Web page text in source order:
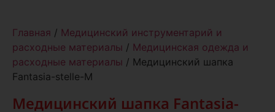
Главная / Медицинский инструментарий и
расходные материалы / Медицинская одежда и
расходные материалы / Медицинский шапка
Fantasia-stelle-M
Медицинский шапка Fantasia-